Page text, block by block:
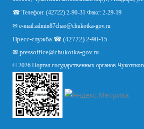
☎ Телефон: (42722) 2-90-31 Факс: 2-29-19
✉ e-mail:admin87chao@chukotka-gov.ru
Пресс-служба ☎ (42722) 2-90-15
✉ pressoffice@chukotka-gov.ru
© 2026 Портал государственных органов